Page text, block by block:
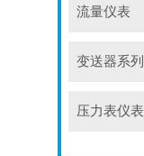
流量仪表
变送器系列
压力表仪表